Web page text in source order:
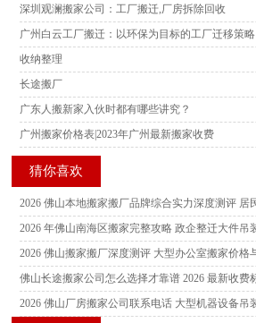
深圳观澜搬家公司：工厂搬迁,厂房拆除回收
广州白云工厂搬迁：以环保为目标的工厂迁移策略
收纳整理
长途搬厂
广东人搬新家入伙时都有哪些讲究？
广州搬家价格表|2023年广州最新搬家收费
猜你喜欢